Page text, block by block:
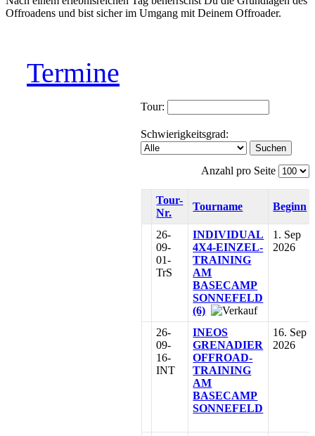
Offroadens und bist sicher im Umgang mit Deinem Offroader.
Termine
Tour:
Schwierigkeitsgrad:
Suchen
Anzahl pro Seite
Tour-
Nr.
Tourname Beginn
26-
09-
01-
TrS
INDIVIDUAL
4X4-EINZEL-
TRAINING
AM
BASECAMP
SONNEFELD
(6)
1. Sep
2026
26-
09-
16-
INT
INEOS
GRENADIER
OFFROAD-
TRAINING
AM
BASECAMP
SONNEFELD
16. Sep
2026